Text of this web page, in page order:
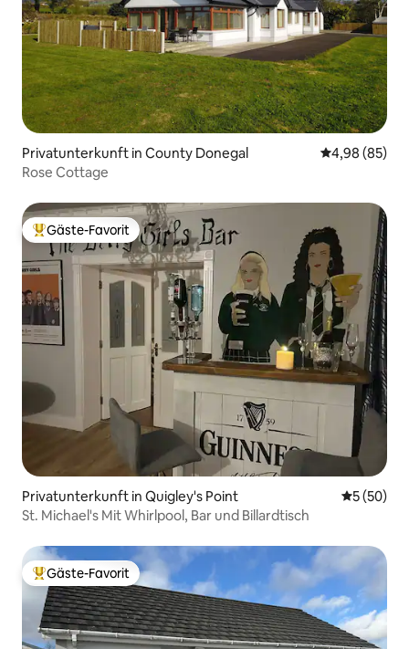
Privatunterkunft in County Donegal
4,98 (85)
Rose Cottage
Beliebter Gäste-Favorit.
Gäste-Favorit
Privatunterkunft in Quigley's Point
5 (50)
St. Michael's Mit Whirlpool, Bar und Billardtisch
Beliebter Gäste-Favorit.
Gäste-Favorit